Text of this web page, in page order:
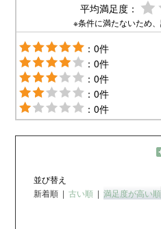
平均満足度：
※条件に満たないため、
：0件
：0件
：0件
：0件
：0件
並び替え
新着順 | 古い順 | 満足度が高い順